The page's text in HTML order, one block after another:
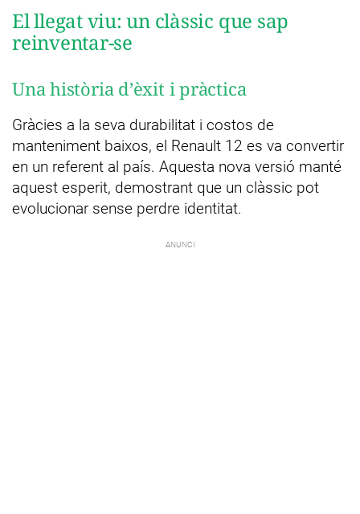
El llegat viu: un clàssic que sap
reinventar-se
Una història d’èxit i pràctica
Gràcies a la seva durabilitat i costos de
manteniment baixos, el Renault 12 es va convertir
en un referent al país. Aquesta nova versió manté
aquest esperit, demostrant que un clàssic pot
evolucionar sense perdre identitat.